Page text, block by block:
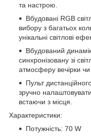
та настрою.
Вбудовані RGB
вибору з багатьох
унікальні світлові
Вбудований
синхронізовану зі
атмосферу вечірки
Пульт
зручно
встаючи з місця.
Характеристики:
Потужність: 70 W